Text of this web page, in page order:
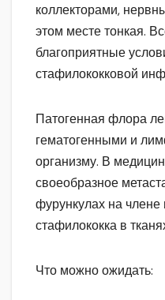
коллекторами,
этом месте тонкая.
благоприятные
стафилококковой
Патогенная флора
гематогенными и
организму. В
своеобразное
фурункулах на
стафилококка в
Что можно ожидать: